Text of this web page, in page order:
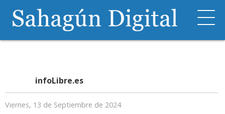
infoLibre.es
Viernes, 13 de Septiembre de 2024